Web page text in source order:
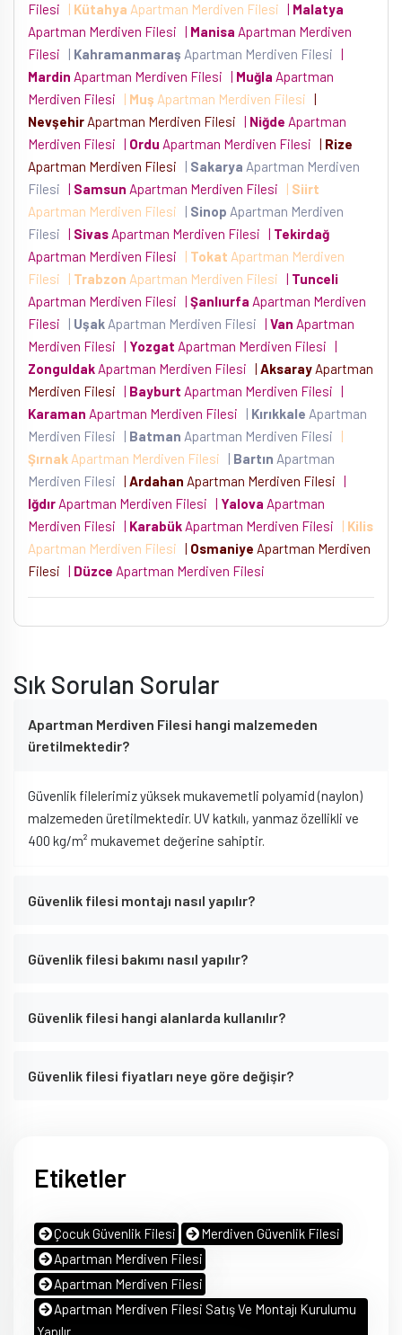
Filesi
| Kütahya Apartman Merdiven Filesi | Malatya
Apartman Merdiven Filesi | Manisa Apartman Merdiven
Filesi
| Kahramanmaraş Apartman Merdiven Filesi |
Mardin Apartman Merdiven Filesi | Muğla Apartman
Merdiven Filesi
| Muş Apartman Merdiven Filesi |
Nevşehir Apartman Merdiven Filesi | Niğde Apartman
Merdiven Filesi | Ordu Apartman Merdiven Filesi | Rize
Apartman Merdiven Filesi
| Sakarya Apartman Merdiven
Filesi | Samsun Apartman Merdiven Filesi | Siirt
Apartman Merdiven Filesi
| Sinop Apartman Merdiven
Filesi | Sivas Apartman Merdiven Filesi | Tekirdağ
Apartman Merdiven Filesi
| Tokat Apartman Merdiven
Filesi
| Trabzon Apartman Merdiven Filesi | Tunceli
Apartman Merdiven Filesi | Şanlıurfa Apartman Merdiven
Filesi
| Uşak Apartman Merdiven Filesi | Van Apartman
Merdiven Filesi | Yozgat Apartman Merdiven Filesi |
Zonguldak Apartman Merdiven Filesi | Aksaray Apartman
Merdiven Filesi | Bayburt Apartman Merdiven Filesi |
Karaman Apartman Merdiven Filesi | Kırıkkale Apartman
Merdiven Filesi
| Batman Apartman Merdiven Filesi
|
Şırnak Apartman Merdiven Filesi | Bartın Apartman
Merdiven Filesi | Ardahan Apartman Merdiven Filesi |
Iğdır Apartman Merdiven Filesi | Yalova Apartman
Merdiven Filesi | Karabük Apartman Merdiven Filesi | Kilis
Apartman Merdiven Filesi | Osmaniye Apartman Merdiven
Filesi | Düzce Apartman Merdiven Filesi
Sık Sorulan Sorular
Apartman Merdiven Filesi hangi malzemeden
üretilmektedir?
Güvenlik filelerimiz yüksek mukavemetli polyamid (naylon)
malzemeden üretilmektedir. UV katkılı, yanmaz özellikli ve
400 kg/m² mukavemet değerine sahiptir.
Güvenlik filesi montajı nasıl yapılır?
Güvenlik filesi bakımı nasıl yapılır?
Güvenlik filesi hangi alanlarda kullanılır?
Güvenlik filesi fiyatları neye göre değişir?
Etiketler
Çocuk Güvenlik Filesi
Merdiven Güvenlik Filesi
Apartman Merdiven Filesi
Apartman Merdiven Filesi
Apartman Merdiven Filesi Satış Ve Montajı Kurulumu
Yapılır